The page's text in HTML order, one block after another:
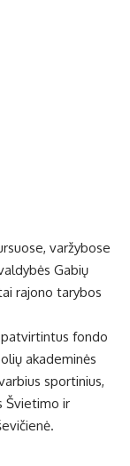
varžybose
Gabių
rajono tarybos
patvirtintus fondo
akademinės
sportinius,
Švietimo ir